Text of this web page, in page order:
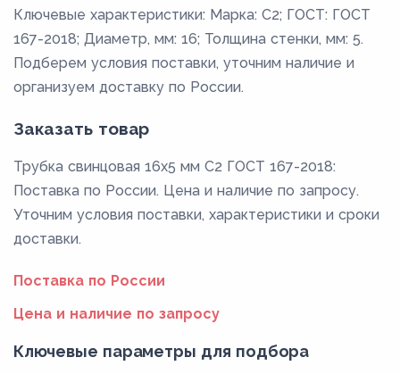
Ключевые характеристики: Марка: C2; ГОСТ: ГОСТ
167-2018; Диаметр, мм: 16; Толщина стенки, мм: 5.
Подберем условия поставки, уточним наличие и
организуем доставку по России.
Заказать товар
Трубка свинцовая 16х5 мм C2 ГОСТ 167-2018:
Поставка по России. Цена и наличие по запросу.
Уточним условия поставки, характеристики и сроки
доставки.
Поставка по России
Цена и наличие по запросу
Ключевые параметры для подбора